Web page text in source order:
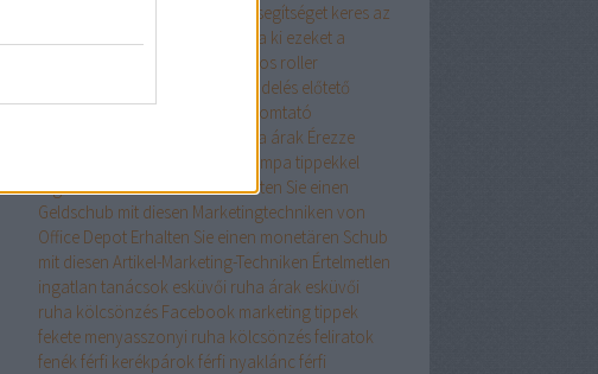
Egy kis segítséget keres az
Internet Marketingben? Próbálja ki ezeket a
elektromos roller
élelmiszer rendelés előtető
emelő toló erkélyajtó
epson nyomtató
ereszcsatorna árak Érezze
magát profinak ezekkel a Netlámpa tippekkel
ergonomikus iskolatáskaErhalten Sie einen
Geldschub mit diesen Marketingtechniken von
Office Depot Erhalten Sie einen monetären Schub
mit diesen Artikel-Marketing-Techniken Értelmetlen
ingatlan tanácsok esküvői ruha árak esküvői
ruha kölcsönzés Facebook marketing tippek
fekete menyasszonyi ruha kölcsönzésfeliratok
fenék férfi kerékpárok férfi nyaklánc férfi